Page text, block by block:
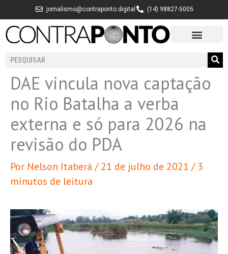
para
jornalismo@contraponto.digital (14) 98827-5005
Pesquisar
DAE vincula nova captação
no Rio Batalha a verba
externa e só para 2026 na
revisão do PDA
Por Nelson Itaberá /21 de julho de 2021 / 3
minutos de leitura